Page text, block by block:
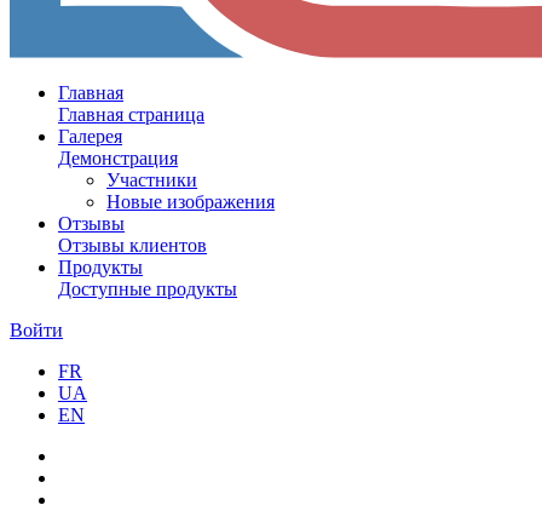
Главная
Главная страница
Галерея
Демонстрация
Участники
Новые изображения
Отзывы
Отзывы клиентов
Продукты
Доступные продукты
Войти
FR
UA
EN